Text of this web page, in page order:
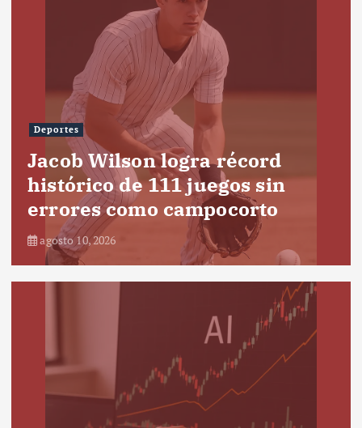
Deportes
Jacob Wilson logra récord
histórico de 111 juegos sin
errores como campocorto
agosto 10, 2026